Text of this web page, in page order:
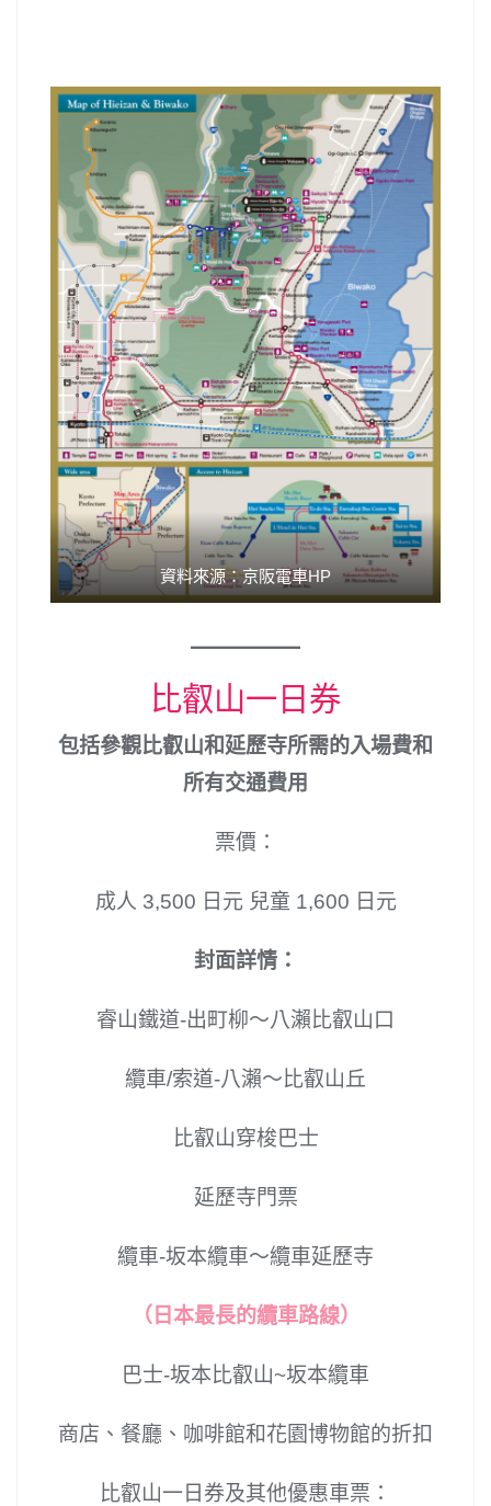
資料來源：京阪電車HP
比叡山一日券
包括參觀比叡山和延歷寺所需的入場費和
所有交通費用
票價：
成人 3,500 日元 兒童 1,600 日元
封面詳情：
睿山鐵道-出町柳～八瀨比叡山口
纜車/索道-八瀨～比叡山丘
比叡山穿梭巴士
延歷寺門票
纜車-坂本纜車～纜車延歷寺
（日本最長的纜車路線）
巴士-坂本比叡山~坂本纜車
商店、餐廳、咖啡館和花園博物館的折扣
比叡山一日券及其他優惠車票：